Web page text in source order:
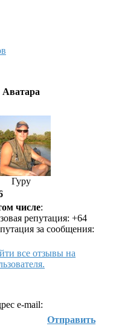
Аватара
Гуру
числе:
репутация: +64
за сообщения:
все отзывы на
e-mail:
Отправить